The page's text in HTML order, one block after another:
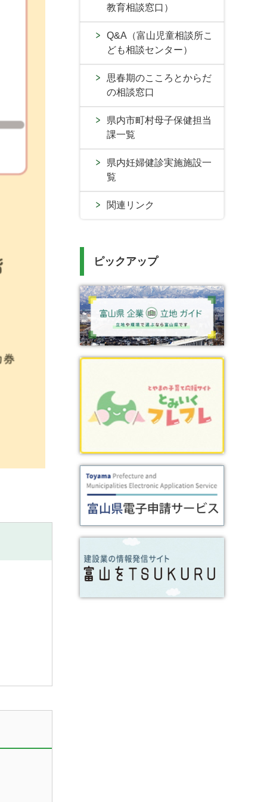
教育相談窓口）
Q&A（富山児童相談所こ
ども相談センター）
思春期のこころとからだ
の相談窓口
県内市町村母子保健担当
課一覧
県内妊婦健診実施施設一
覧
関連リンク
ピックアップ